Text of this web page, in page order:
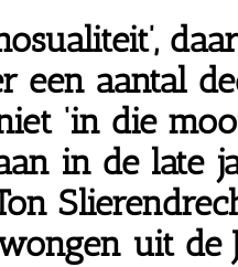
een aantal
‘in die
in de late
uit de